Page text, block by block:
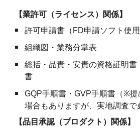
【業許可（ライセンス）関係】
許可申請書（FD申請ソフト使用
組織図・業務分掌表
総括・品責・安責の資格証明
書
GQP手順書・GVP手順書（※提
場合もありますが、実地調査で
【品目承認（プロダクト）関係】